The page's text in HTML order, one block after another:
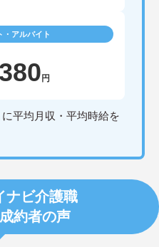
・アルバイト
円
平均月収・平均時給を
ナビ介護職
約者の声